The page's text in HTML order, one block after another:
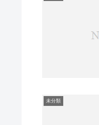
未分類